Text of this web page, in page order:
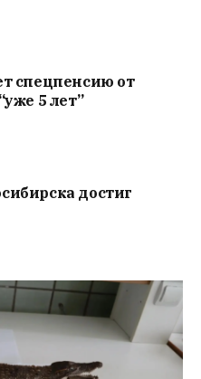
спецпенсию от
5 лет”
достиг